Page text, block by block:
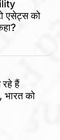
एसेट्स को
हैं
भारत को